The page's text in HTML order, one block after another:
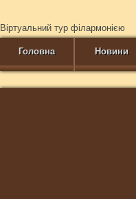
Віртуальний тур філармонією
Головна Новини